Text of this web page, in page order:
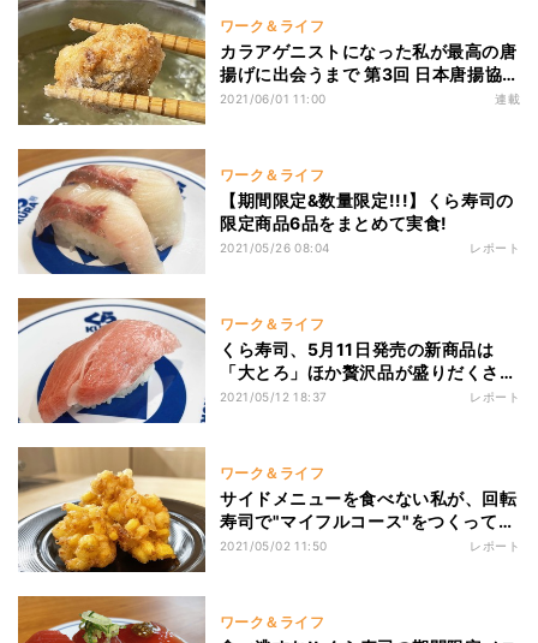
ワーク＆ライフ
カラアゲニストになった私が最高の唐
揚げに出会うまで 第3回 日本唐揚協会
会長のやすひさてっぺいさん直伝「ぼ
2021/06/01 11:00 連載
ワーク＆ライフ
【期間限定&数量限定!!!】くら寿司の
限定商品6品をまとめて実食!
2021/05/26 08:04 レポート
ワーク＆ライフ
くら寿司、5月11日発売の新商品は
「大とろ」ほか贅沢品が盛りだくさ
ん!
2021/05/12 18:37 レポート
ワーク＆ライフ
サイドメニューを食べない私が、回転
寿司で"マイフルコース"をつくっても
らい価値観が変わった話
2021/05/02 11:50 レポート
ワーク＆ライフ